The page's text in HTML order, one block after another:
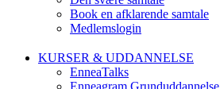
Book en afklarende samtale
Medlemslogin
KURSER & UDDANNELSE
EnneaTalks
Enneagram Grunduddannelse